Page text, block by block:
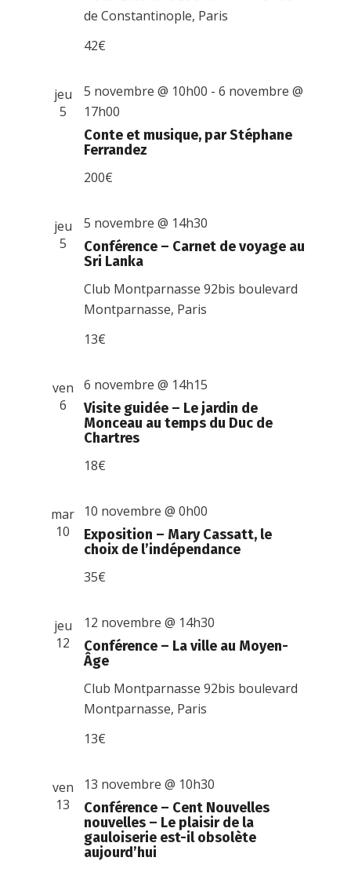
de Constantinople, Paris
42€
jeu
5
Conte et musique, par Stéphane
Ferrandez
5 novembre @ 10h00 -6 novembre @
17h00
200€
jeu
5
Conférence – Carnet de voyage au
Sri Lanka
5 novembre @ 14h30
Club Montparnasse92bis boulevard
Montparnasse, Paris
13€
ven
6
Visite guidée – Le jardin de
Monceau au temps du Duc de
Chartres
6 novembre @ 14h15
18€
mar
10
Exposition – Mary Cassatt, le
choix de l’indépendance
10 novembre @ 0h00
35€
jeu
12
Conférence – La ville au Moyen-
Âge
12 novembre @ 14h30
Club Montparnasse92bis boulevard
Montparnasse, Paris
13€
ven
13
Conférence – Cent Nouvelles
nouvelles – Le plaisir de la
gauloiserie est-il obsolète
aujourd’hui
13 novembre @ 10h30